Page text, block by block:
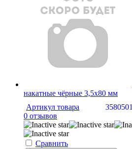
накатные чёрные 3,5х80 мм
Артикул товара
3580501
0 отзывов
Сравнить